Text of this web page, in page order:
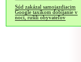
Súd zakázal samojazdiacim
Google taxíkom dobíjanie v
noci, rušili obyvateľov